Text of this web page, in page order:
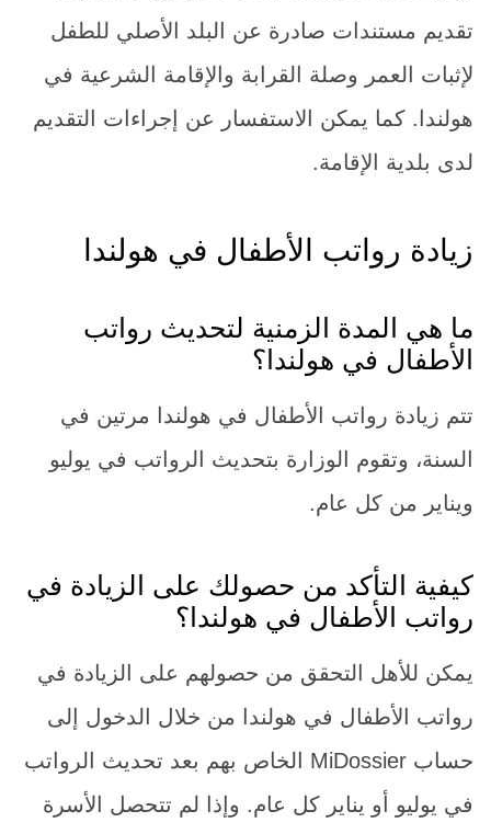
تقديم مستندات صادرة عن البلد الأصلي للطفل
لإثبات العمر وصلة القرابة والإقامة الشرعية في
هولندا. كما يمكن الاستفسار عن إجراءات التقديم
لدى بلدية الإقامة.
زيادة رواتب الأطفال في هولندا
ما هي المدة الزمنية لتحديث رواتب
الأطفال في هولندا؟
تتم زيادة رواتب الأطفال في هولندا مرتين في
السنة، وتقوم الوزارة بتحديث الرواتب في يوليو
ويناير من كل عام.
كيفية التأكد من حصولك على الزيادة في
رواتب الأطفال في هولندا؟
يمكن للأهل التحقق من حصولهم على الزيادة في
رواتب الأطفال في هولندا من خلال الدخول إلى
حساب MiDossier الخاص بهم بعد تحديث الرواتب
في يوليو أو يناير كل عام. وإذا لم تتحصل الأسرة